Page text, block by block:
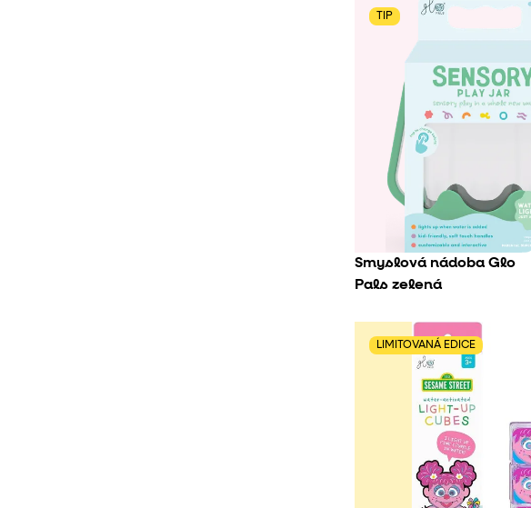
TIP
Smyslová nádoba Glo
Pals zelená
LIMITOVANÁ EDICE